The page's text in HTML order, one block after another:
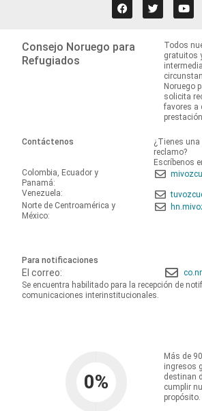
Consejo Noruego para
Refugiados
Todos
gratuitos
Noruego
solicita
favores a
Contáctenos
¿Tienes
reclamo?
Escríbenos
Colombia, Ecuador y
Panamá:
Venezuela:
Norte de Centroamérica y
México:
Para notificaciones
El correo:
Se encuentra habilitado para la recepción de
comunicaciones interinstitucionales.
0%
Más de
ingresos
destinan
cumplir
propósito.